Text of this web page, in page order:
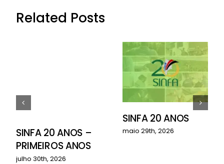
Related Posts
SINFA 20 ANOS –
PRIMEIROS ANOS
julho 30th, 2026
SINFA 20 ANOS
maio 29th, 2026